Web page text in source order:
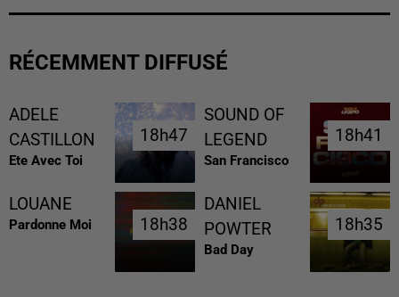
RÉCEMMENT DIFFUSÉ
ADELE
CASTILLON
Ete Avec Toi
18h47
18h47
SOUND OF
LEGEND
San Francisco
18h41
18h41
LOUANE
Pardonne Moi 18h38
18h38
DANIEL
POWTER
Bad Day
18h35
18h35